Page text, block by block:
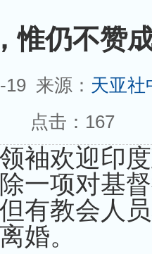
惟仍不赞
来源： 天亚社
点击： 167
欢迎印度
一项对基
有教会人
婚。